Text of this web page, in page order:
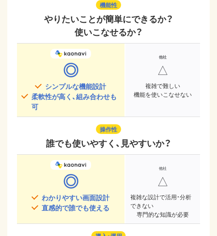
機能性
やりたいことが簡単にできるか？
使いこなせるか？
◎
シンプルな機能設計
柔軟性が高く、組み合わせも
可
△
複雑で難しい
機能を使いこなせない
操作性
誰でも使いやすく、見やすいか？
◎
わかりやすい画面設計
直感的で誰でも使える
△
複雑な設計で活用・分析
できない
専門的な知識が必要